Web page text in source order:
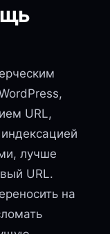
URL,
лучше
URL.
на